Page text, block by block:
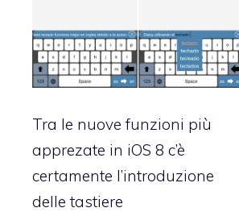
Tra le nuove funzioni più
apprezate in iOS 8 c’è
certamente l’introduzione
delle tastiere